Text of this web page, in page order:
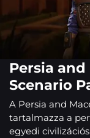
Persia
Scenario
A Persia and
tartalmazza a
egyedi